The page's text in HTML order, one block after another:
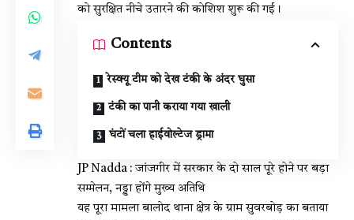
को सुरक्षित नीचे उतारने की कोशिश शुरू की गई।
Contents
रेस्क्यू टीम को देख टंकी के अंदर घुसा
टंकी का पानी कराया गया खाली
घंटों चला हाईवोल्टेज ड्रामा
JP Nadda : जांजगीर में सरकार के दो साल पूरे होने पर बड़ा
सम्मेलन, नड्डा होंगे मुख्य अतिथि
यह पूरा मामला बालोद थाना क्षेत्र के ग्राम सुवरबोड़ का बताया